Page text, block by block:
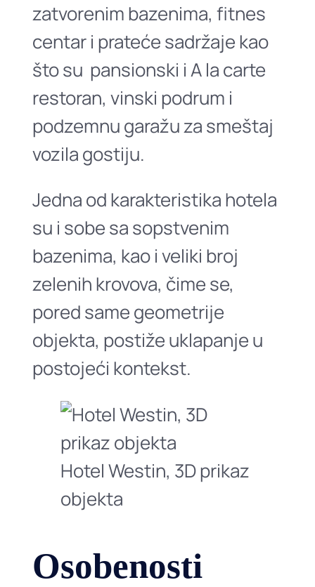
zatvorenim bazenima, fitnes
centar i prateće sadržaje kao
što su pansionski i A la carte
restoran, vinski podrum i
podzemnu garažu za smeštaj
vozila gostiju.
Jedna od karakteristika hotela
su i sobe sa sopstvenim
bazenima, kao i veliki broj
zelenih krovova, čime se,
pored same geometrije
objekta, postiže uklapanje u
postojeći kontekst.
Hotel Westin, 3D prikaz
objekta
Osobenosti